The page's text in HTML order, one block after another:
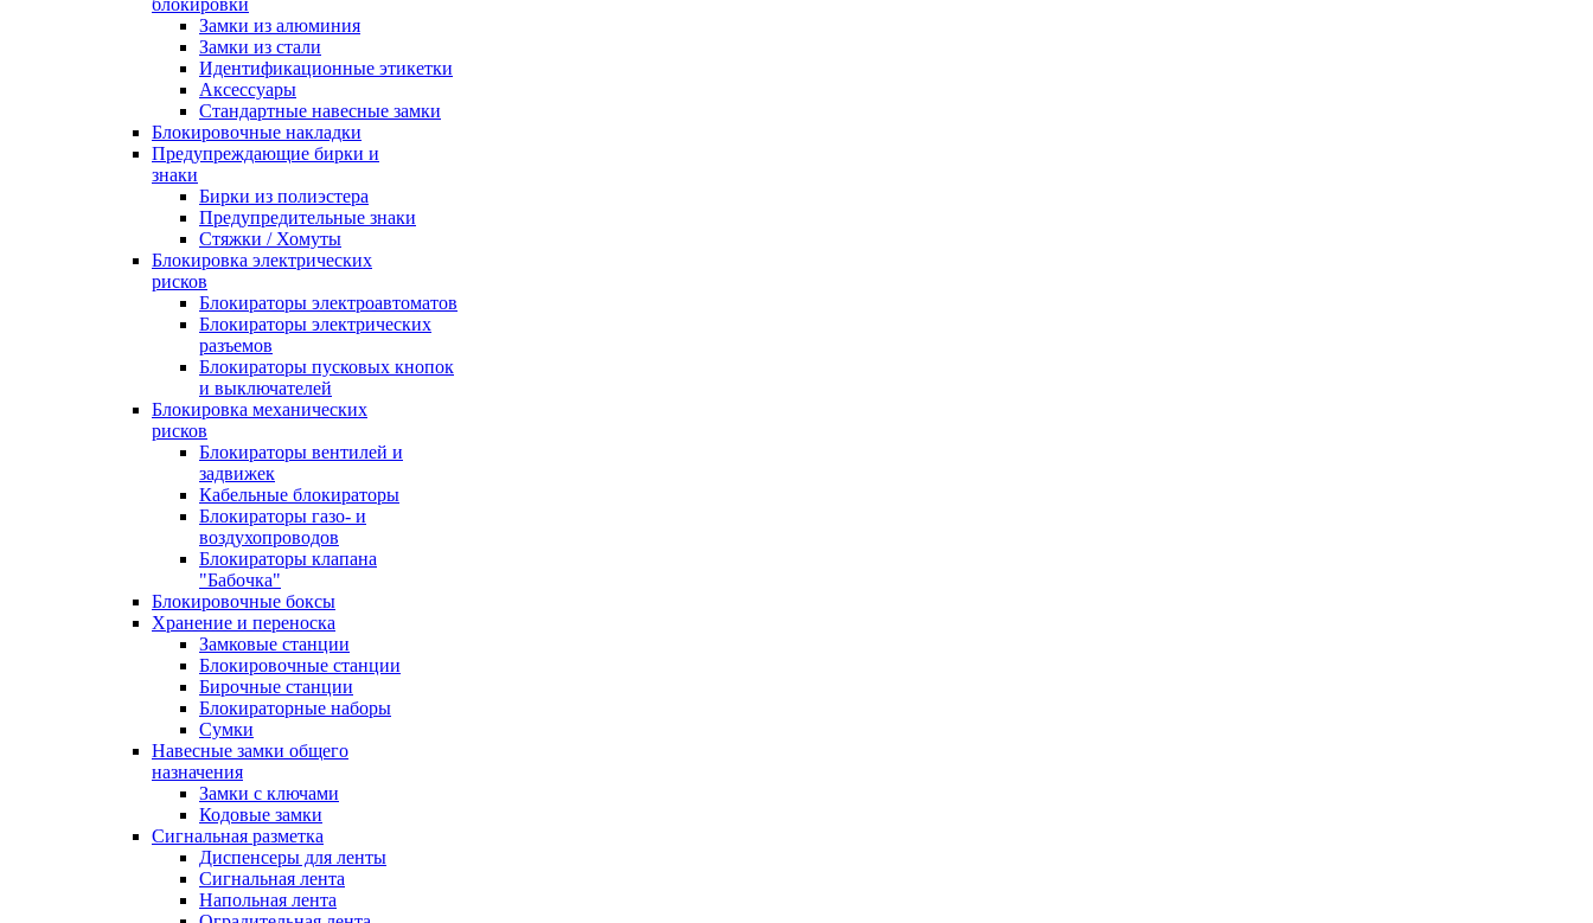
блокировки
Замки из алюминия
Замки из стали
Идентификационные этикетки
Аксессуары
Стандартные навесные замки
Блокировочные накладки
Предупреждающие бирки и
знаки
Бирки из полиэстера
Предупредительные знаки
Стяжки / Хомуты
Блокировка электрических
рисков
Блокираторы электроавтоматов
Блокираторы электрических
разъемов
Блокираторы пусковых кнопок
и выключателей
Блокировка механических
рисков
Блокираторы вентилей и
задвижек
Кабельные блокираторы
Блокираторы газо- и
воздухопроводов
Блокираторы клапана
"Бабочка"
Блокировочные боксы
Хранение и переноска
Замковые станции
Блокировочные станции
Бирочные станции
Блокираторные наборы
Сумки
Навесные замки общего
назначения
Замки с ключами
Кодовые замки
Сигнальная разметка
Диспенсеры для ленты
Сигнальная лента
Напольная лента